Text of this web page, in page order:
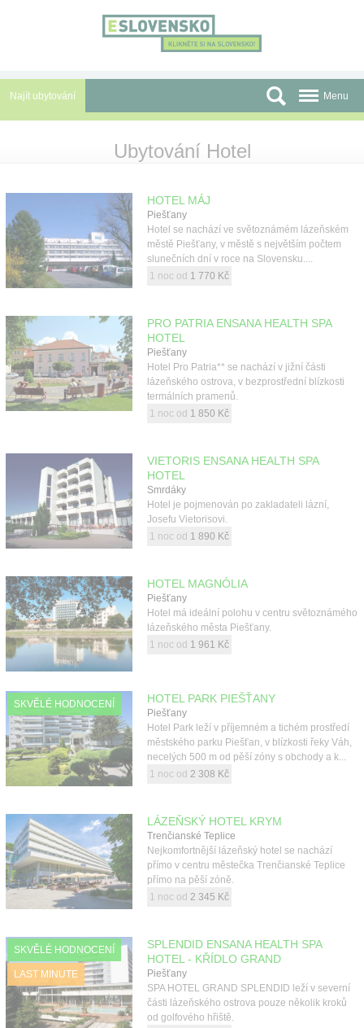
Najít ubytování
Skupiny a konference
Před cestou
O nás
Kontakt
Menu
Ubytování Hotel
HOTEL MÁJ
Piešťany
Hotel se nachází ve světoznámém lázeňském
městě Piešťany, v městě s největším počtem
slunečních dní v roce na Slovensku....
1 noc od 1 770 Kč
PRO PATRIA ENSANA HEALTH SPA
HOTEL
Piešťany
Hotel Pro Patria** se nachází v jižní části
lázeňského ostrova, v bezprostřední blízkosti
termálních pramenů.
1 noc od 1 850 Kč
VIETORIS ENSANA HEALTH SPA
HOTEL
Smrdáky
Hotel je pojmenován po zakladateli lázní,
Josefu Vietorisovi.
1 noc od 1 890 Kč
HOTEL MAGNÓLIA
Piešťany
Hotel má ideální polohu v centru světoznámého
lázeňského města Piešťany.
1 noc od 1 961 Kč
SKVĚLÉ HODNOCENÍ HOTEL PARK PIEŠŤANY
Piešťany
Hotel Park leží v příjemném a tichém prostředí
městského parku Piešťan, v blízkosti řeky Váh,
necelých 500 m od pěší zóny s obchody a k...
1 noc od 2 308 Kč
LÁZEŇSKÝ HOTEL KRYM
Trenčianské Teplice
Nejkomfortnější lázeňský hotel se nachází
přímo v centru městečka Trenčianské Teplice
přímo na pěší zóně.
1 noc od 2 345 Kč
SKVĚLÉ HODNOCENÍ
LAST MINUTE
SPLENDID ENSANA HEALTH SPA
HOTEL - KŘÍDLO GRAND
Piešťany
SPA HOTEL GRAND SPLENDID leží v severní
části lázeňského ostrova pouze několik kroků
od golfového hřiště.